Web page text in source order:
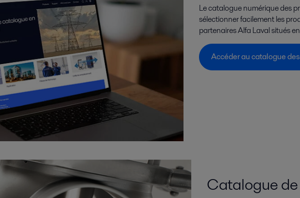
Le catalogue numérique des
sélectionner facilement les
partenaires Alfa Laval situés
Accéder au catalogue
Catalogue